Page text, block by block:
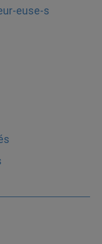
euse-s